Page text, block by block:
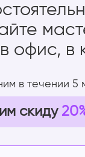
офис, в
в течении 5
скиду